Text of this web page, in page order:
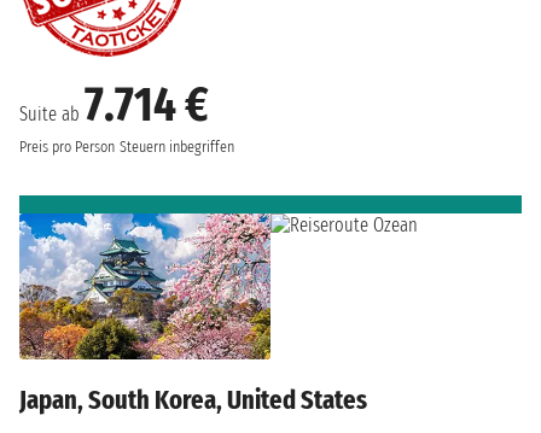
Suite ab 7.714 €
Preis pro Person Steuern inbegriffen
Japan, South Korea, United States